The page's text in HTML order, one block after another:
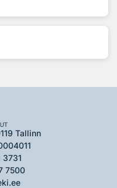
Tallinn
3731
7500